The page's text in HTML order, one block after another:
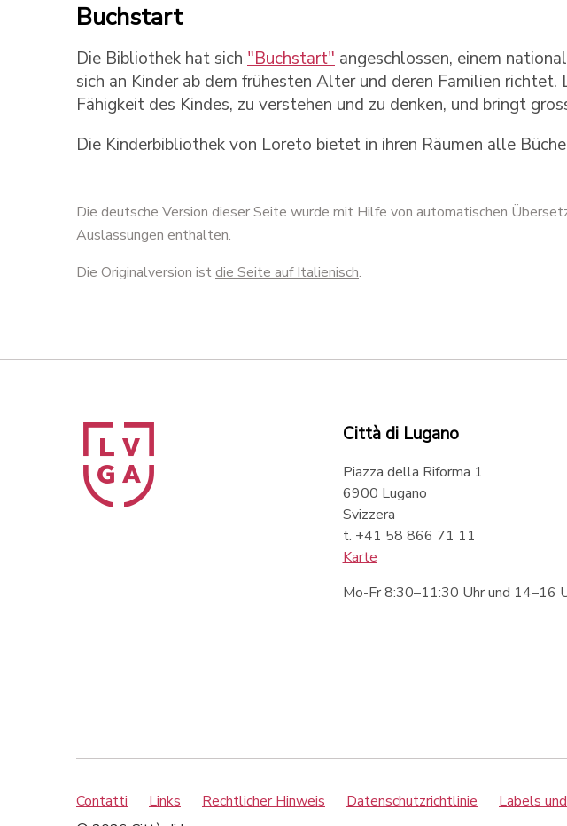
Buchstart
Die Bibliothek hat sich "Buchstart" angeschlossen, einem
sich an Kinder ab dem frühesten Alter und deren Familien
Fähigkeit des Kindes, zu verstehen und zu denken, und bringt
Die Kinderbibliothek von Loreto bietet in ihren Räumen alle
Die deutsche Version dieser Seite wurde mit Hilfe von automatischen
Auslassungen enthalten.
Die Originalversion istdie Seite auf Italienisch.
Città di Lugano
Piazza della Riforma 1
6900 Lugano
Svizzera
t. +41 58 866 71 11
Karte
Mo-Fr 8:30–11:30 Uhr und 14–16
Contatti Links Rechtlicher Hinweis Datenschutzrichtlinie Labels